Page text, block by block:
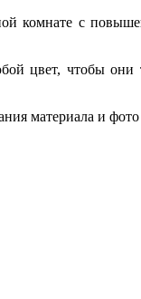
комнате с
цвет, чтобы они
материала и